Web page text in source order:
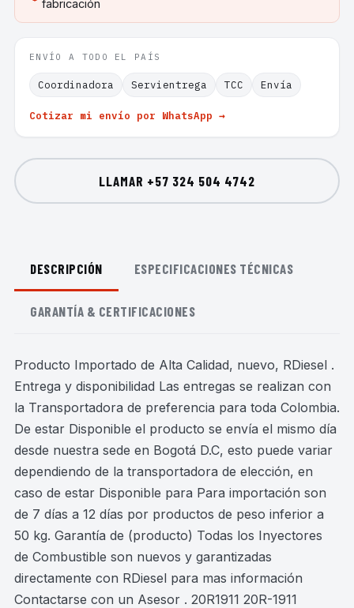
fabricación
ENVÍO A TODO EL PAÍS
Coordinadora Servientrega TCC Envía
Cotizar mi envío por WhatsApp →
LLAMAR +57 324 504 4742
DESCRIPCIÓN ESPECIFICACIONES TÉCNICAS
GARANTÍA & CERTIFICACIONES
Producto Importado de Alta Calidad, nuevo, RDiesel .
Entrega y disponibilidad Las entregas se realizan con
la Transportadora de preferencia para toda Colombia.
De estar Disponible el producto se envía el mismo día
desde nuestra sede en Bogotá D.C, esto puede variar
dependiendo de la transportadora de elección, en
caso de estar Disponible para Para importación son
de 7 días a 12 días por productos de peso inferior a
50 kg. Garantía de (producto) Todas los Inyectores
de Combustible son nuevos y garantizadas
directamente con RDiesel para mas información
Contactarse con un Asesor . 20R1911 20R-1911